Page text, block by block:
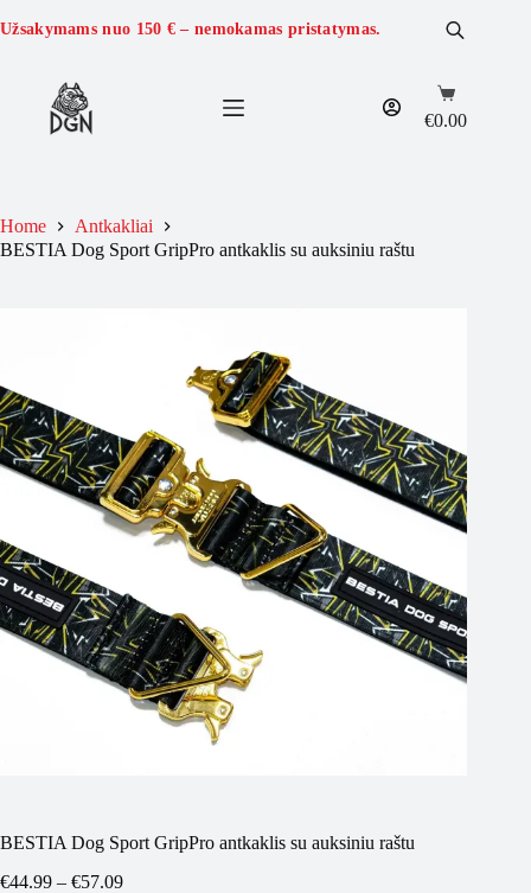
to
Užsakymams nuo 150 € – nemokamas pristatymas.
Shopping
cart
€0.00
Home
Antkakliai
BESTIA Dog Sport GripPro antkaklis su auksiniu raštu
BESTIA Dog Sport GripPro antkaklis su auksiniu raštu
€44.99 – €57.09Price